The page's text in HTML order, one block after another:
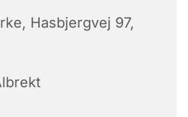
Hasbjergvej 97,